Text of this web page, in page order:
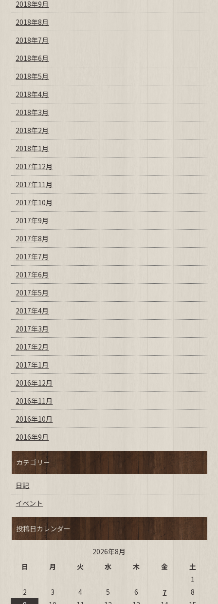
2018年9月
2018年8月
2018年7月
2018年6月
2018年5月
2018年4月
2018年3月
2018年2月
2018年1月
2017年12月
2017年11月
2017年10月
2017年9月
2017年8月
2017年7月
2017年6月
2017年5月
2017年4月
2017年3月
2017年2月
2017年1月
2016年12月
2016年11月
2016年10月
2016年9月
カテゴリー
日記
イベント
投稿日カレンダー
2026年8月
日
月 火 水 木 金
土
1
2
3 4 5 6 7
8